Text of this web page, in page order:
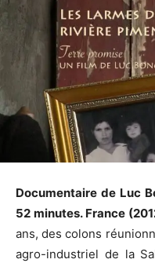
Documentaire de Luc
52 minutes. France
ans, des colons
agro-industriel de la